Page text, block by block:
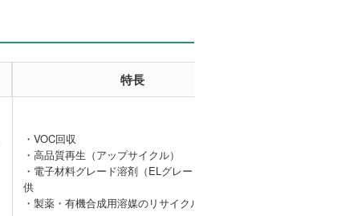
特長
・VOC回収
・高品質再生（アップサイクル）
・電子材料グレード溶剤（ELグレード）の提
供
・製薬・有機合成用溶媒のリサイクル、精製